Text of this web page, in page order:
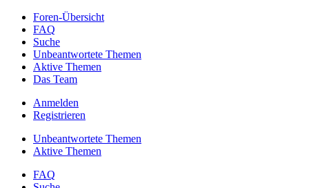
Foren-Übersicht
FAQ
Suche
Unbeantwortete Themen
Aktive Themen
Das Team
Anmelden
Registrieren
Unbeantwortete Themen
Aktive Themen
FAQ